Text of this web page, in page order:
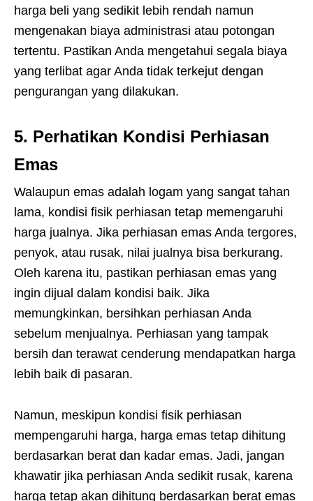
harga beli yang sedikit lebih rendah namun
mengenakan biaya administrasi atau potongan
tertentu. Pastikan Anda mengetahui segala biaya
yang terlibat agar Anda tidak terkejut dengan
pengurangan yang dilakukan.
5. Perhatikan Kondisi Perhiasan
Emas
Walaupun emas adalah logam yang sangat tahan
lama, kondisi fisik perhiasan tetap memengaruhi
harga jualnya. Jika perhiasan emas Anda tergores,
penyok, atau rusak, nilai jualnya bisa berkurang.
Oleh karena itu, pastikan perhiasan emas yang
ingin dijual dalam kondisi baik. Jika
memungkinkan, bersihkan perhiasan Anda
sebelum menjualnya. Perhiasan yang tampak
bersih dan terawat cenderung mendapatkan harga
lebih baik di pasaran.
Namun, meskipun kondisi fisik perhiasan
mempengaruhi harga, harga emas tetap dihitung
berdasarkan berat dan kadar emas. Jadi, jangan
khawatir jika perhiasan Anda sedikit rusak, karena
harga tetap akan dihitung berdasarkan berat emas